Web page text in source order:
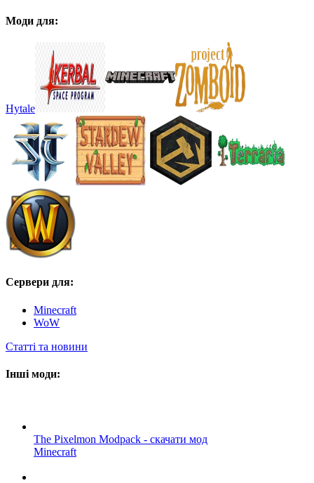
Моди для:
Hytale
Сервери для:
Minecraft
WoW
Статті та новини
Інші моди:
The Pixelmon Modpack - скачати мод
Minecraft